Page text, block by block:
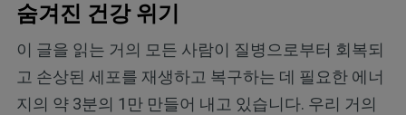
숨겨진 건강 위기
이 글을 읽는 거의 모든 사람이 질병으로부터 회복되
고 손상된 세포를 재생하고 복구하는 데 필요한 에너
지의 약 3분의 1만 만들어 내고 있습니다. 우리 거의